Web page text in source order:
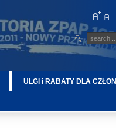
ULGI i RABATY DLA